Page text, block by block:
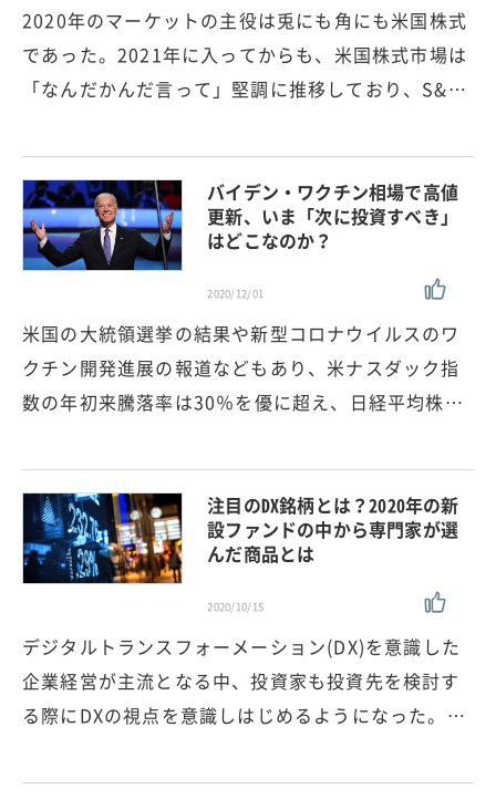
2020年のマーケットの主役は兎にも角にも米国株式
であった。2021年に入ってからも、米国株式市場は
「なんだかんだ言って」堅調に推移しており、S&…
バイデン・ワクチン相場で高値
更新、いま「次に投資すべき」
はどこなのか？
2020/12/01
米国の大統領選挙の結果や新型コロナウイルスのワ
クチン開発進展の報道などもあり、米ナスダック指
数の年初来騰落率は30％を優に超え、日経平均株…
注目のDX銘柄とは？2020年の新
設ファンドの中から専門家が選
んだ商品とは
2020/10/15
デジタルトランスフォーメーション(DX)を意識した
企業経営が主流となる中、投資家も投資先を検討す
る際にDXの視点を意識しはじめるようになった。…